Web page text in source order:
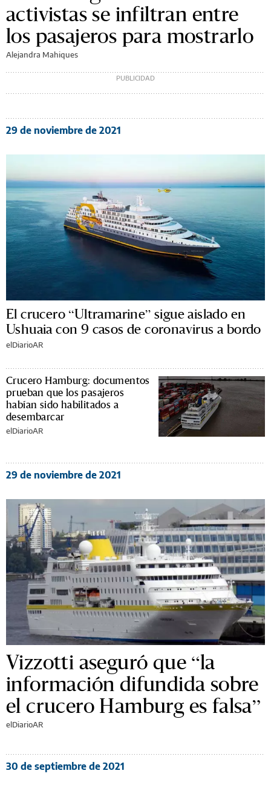
activistas se infiltran entre
los pasajeros para mostrarlo
Alejandra Mahiques
29 de noviembre de 2021
El crucero “Ultramarine” sigue aislado en
Ushuaia con 9 casos de coronavirus a bordo
elDiarioAR
Crucero Hamburg: documentos
prueban que los pasajeros
habían sido habilitados a
desembarcar
elDiarioAR
29 de noviembre de 2021
Vizzotti aseguró que “la
información difundida sobre
el crucero Hamburg es falsa”
elDiarioAR
30 de septiembre de 2021